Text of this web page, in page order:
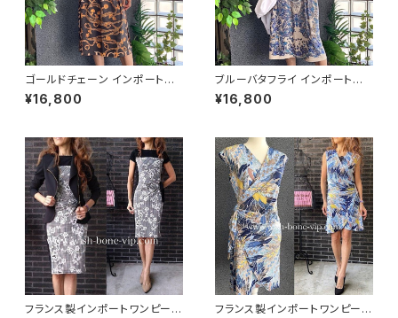
ゴールドチェーン インポートワ
ンピース｜ストレッチジャージ
七分袖ワンピース｜ブラック
¥16,800
ブルーバタフライ インポートワ
ンピース｜ストレッチジャージミ
モレ・ミディ丈ワンピース｜ブル
¥16,800
フランス製インポートワンピース
フランス製インポートワンピース